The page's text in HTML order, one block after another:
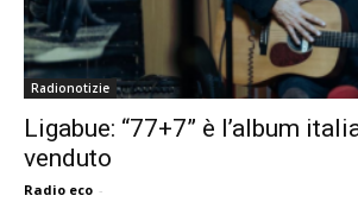
Radionotizie
Ligabue: “77+7” è l’album
venduto
Radio eco -